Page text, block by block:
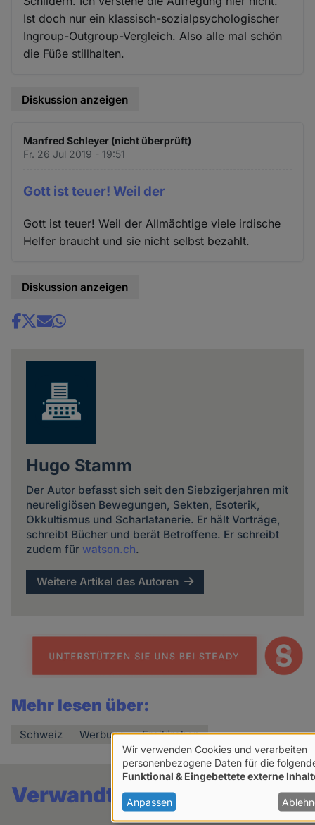
Ist doch nur ein klassisch-sozialpsychologischer
Ingroup-Outgroup-Vergleich. Also alle mal schön
die Füße stillhalten.
Diskussion anzeigen
Manfred Schleyer (nicht überprüft)
Fr. 26 Jul 2019 - 19:51
Gott ist teuer! Weil der
Gott ist teuer! Weil der Allmächtige viele irdische
Helfer braucht und sie nicht selbst bezahlt.
Diskussion anzeigen
Share
Hugo Stamm
Der Autor befasst sich seit den Siebzigerjahren mit
neureligiösen Bewegungen, Sekten, Esoterik,
Okkultismus und Scharlatanerie. Er hält Vorträge,
schreibt Bücher und berät Betroffene. Er schreibt
zudem für watson.ch.
Weitere Artikel des Autoren
Mehr lesen über:
Schweiz Werbung Freikirchen
Verwandte Artikel
Verwendung
von
personenbezogenen
Wir verwenden Cookies und verarbeiten
personenbezogene Daten für die
Funktional & Eingebettete externe
Anpassen